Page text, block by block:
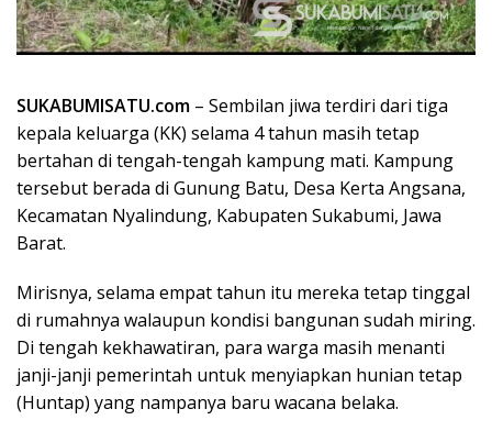
SUKABUMISATU.com – Sembilan jiwa terdiri dari tiga
kepala keluarga (KK) selama 4 tahun masih tetap
bertahan di tengah-tengah kampung mati. Kampung
tersebut berada di Gunung Batu, Desa Kerta Angsana,
Kecamatan Nyalindung, Kabupaten Sukabumi, Jawa
Barat.
Mirisnya, selama empat tahun itu mereka tetap tinggal
di rumahnya walaupun kondisi bangunan sudah miring.
Di tengah kekhawatiran, para warga masih menanti
janji-janji pemerintah untuk menyiapkan hunian tetap
(Huntap) yang nampanya baru wacana belaka.